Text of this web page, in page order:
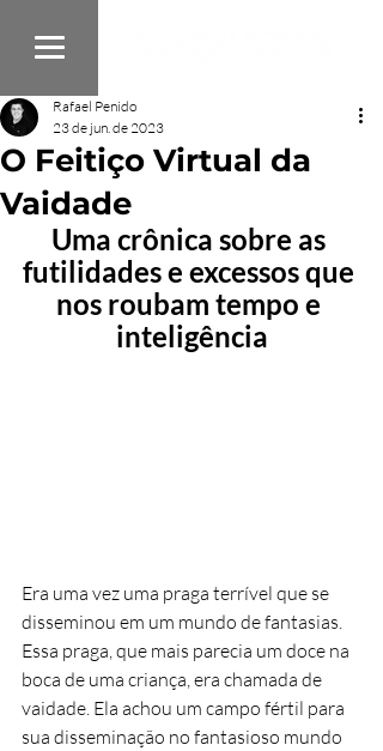
O Feitiço Virtual da
Vaidade
Rafael Penido
23 de jun. de 2023
Uma crônica sobre as
futilidades e excessos que
nos roubam tempo e
inteligência
Era uma vez uma praga terrível que se
disseminou em um mundo de fantasias.
Essa praga, que mais parecia um doce na
boca de uma criança, era chamada de
vaidade. Ela achou um campo fértil para
sua disseminação no fantasioso mundo